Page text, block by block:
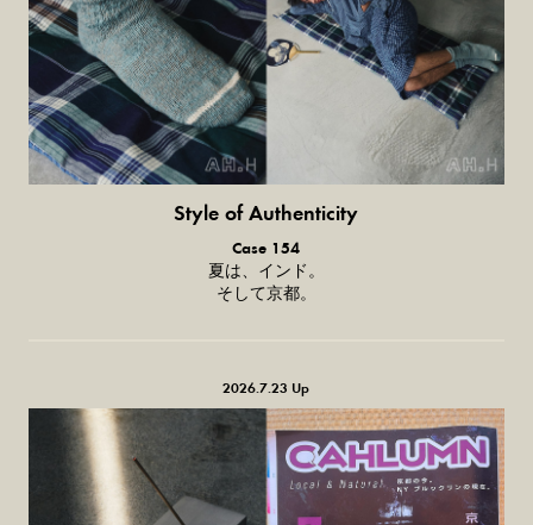
Style of Authenticity
普通の服、普通のスタイル。
Case 154
夏は、インド。
そして京都。
2026.7.23 Up